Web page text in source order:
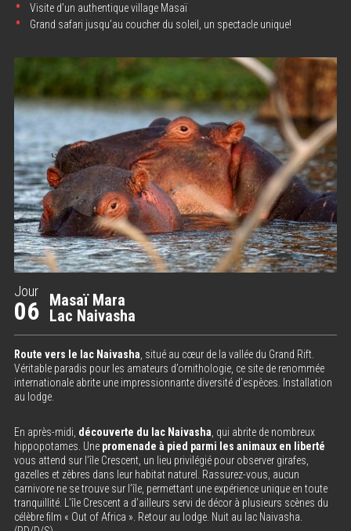
Visite d’un authentique village Masaï
Grand safari jusqu’au coucher du soleil, un spectacle unique!
Jour
06 Masaï Mara
Lac Naivasha
Route vers le lac Naivasha , situé au cœur de la vallée du Grand Rift.
Véritable paradis pour les amateurs d’ornithologie, ce site de renommée
internationale abrite une impressionnante diversité d’espèces. Installation
au lodge.
En après-midi, découverte du lac Naivasha , qui abrite de nombreux
hippopotames. Une promenade à pied parmi les animaux en liberté
vous attend sur l’île Crescent, un lieu privilégié pour observer girafes,
gazelles et zèbres dans leur habitat naturel. Rassurez-vous, aucun
carnivore ne se trouve sur l’île, permettant une expérience unique en toute
tranquillité. L’île Crescent a d’ailleurs servi de décor à plusieurs scènes du
célèbre film « Out of Africa ». Retour au lodge. Nuit au lac Naivasha.